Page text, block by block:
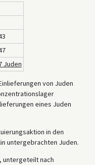
Juden
von Juden
eines Juden
in den
untergebrachten Juden.
untergeteilt nach